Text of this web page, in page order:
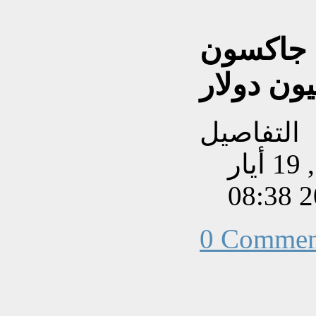
جاكسون
التفاصيل
تم إنشاءه بتاريخ الثلاثاء, 19 أيار
0